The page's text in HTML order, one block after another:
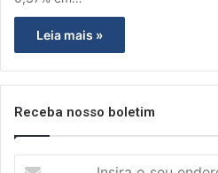
Leia mais »
Receba nosso boletim